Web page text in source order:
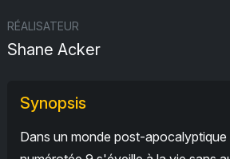
RÉALISATEUR
Shane Acker
Synopsis
Dans un monde post-